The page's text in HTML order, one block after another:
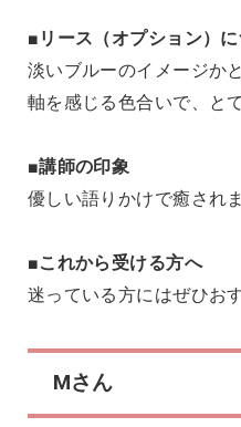
■リース（オプション）
淡いブルーのイメージか
軸を感じる色合いで、と
■講師の印象
優しい語りかけで癒され
■これから受ける方へ
迷っている方にはぜひお
Mさん